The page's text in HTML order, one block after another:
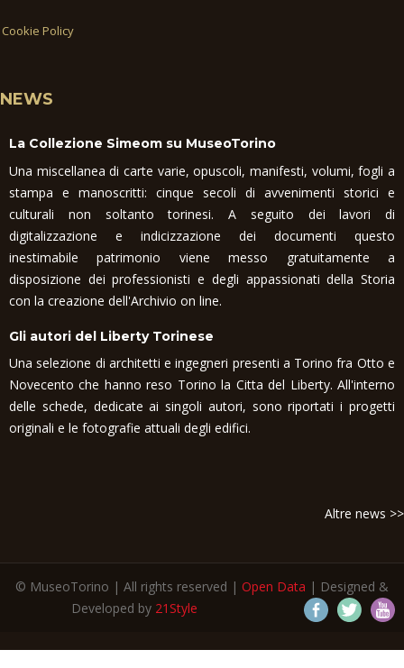
Cookie Policy
NEWS
La Collezione Simeom su MuseoTorino
Una miscellanea di carte varie, opuscoli, manifesti, volumi, fogli a
stampa e manoscritti: cinque secoli di avvenimenti storici e
culturali non soltanto torinesi. A seguito dei lavori di
digitalizzazione e indicizzazione dei documenti questo
inestimabile patrimonio viene messo gratuitamente a
disposizione dei professionisti e degli appassionati della Storia
con la creazione dell'Archivio on line.
Gli autori del Liberty Torinese
Una selezione di architetti e ingegneri presenti a Torino fra Otto e
Novecento che hanno reso Torino la Citta del Liberty. All'interno
delle schede, dedicate ai singoli autori, sono riportati i progetti
originali e le fotografie attuali degli edifici.
Altre news >>
© MuseoTorino | All rights reserved | Open Data | Designed &
Developed by 21Style